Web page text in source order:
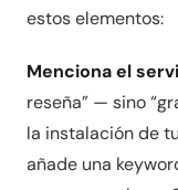
estos elementos:
Menciona el
reseña” — sino
la instalación de
añade una